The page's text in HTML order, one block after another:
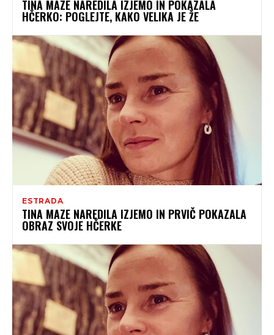
TINA MAZE NAREDILA IZJEMO IN POKAZALA
HČERKO: POGLEJTE, KAKO VELIKA JE ŽE
ESTRADA
TINA MAZE NAREDILA IZJEMO IN PRVIČ POKAZALA
OBRAZ SVOJE HČERKE